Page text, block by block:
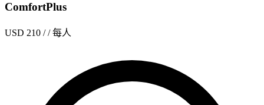
ComfortPlus
USD 210 / / 每人